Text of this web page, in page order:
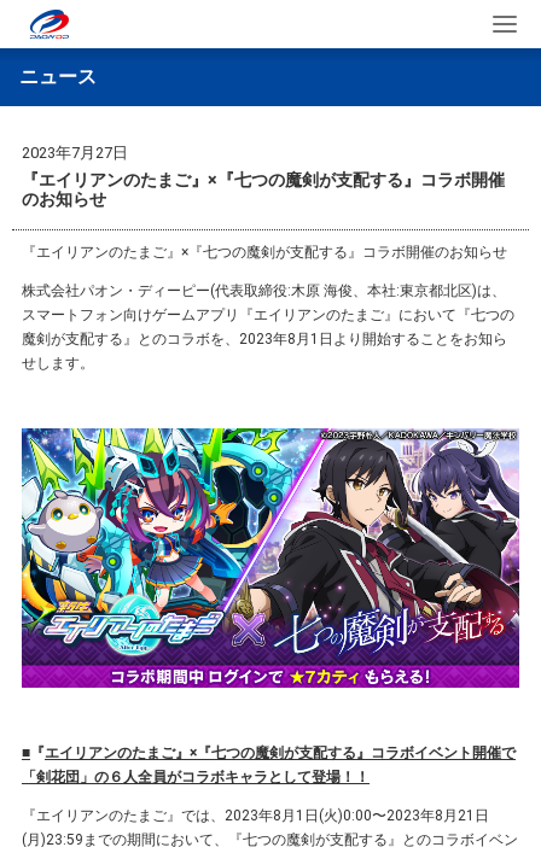
ニュース
2023年7月27日
『エイリアンのたまご』×『七つの魔剣が支配する』コラボ開催
のお知らせ
『エイリアンのたまご』×『七つの魔剣が支配する』コラボ開催のお知らせ
株式会社パオン・ディーピー(代表取締役:⽊原 海俊、本社:東京都北区)は、
スマートフォン向けゲームアプリ『エイリアンのたまご』において『七つの
魔剣が支配する』とのコラボを、2023年8⽉1⽇より開始することをお知ら
せします。
■ 『エイリアンのたまご』×『七つの魔剣が支配する』コラボイベント開催で
「剣花団」の６人全員がコラボキャラとして登場！！
『エイリアンのたまご』では、2023年8⽉1⽇(火)0:00〜2023年8⽉21⽇
(⽉)23:59までの期間において、『七つの魔剣が支配する』とのコラボイベン